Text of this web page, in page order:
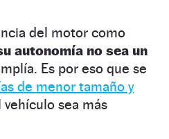
del motor como
autonomía no sea un
Es por eso que se
de menor tamaño y
sea más